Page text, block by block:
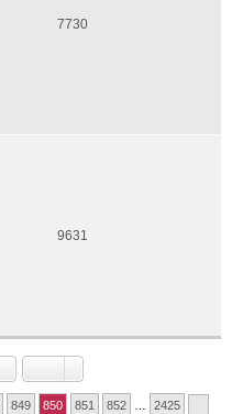
7730
9631
849 850 851 852 2425